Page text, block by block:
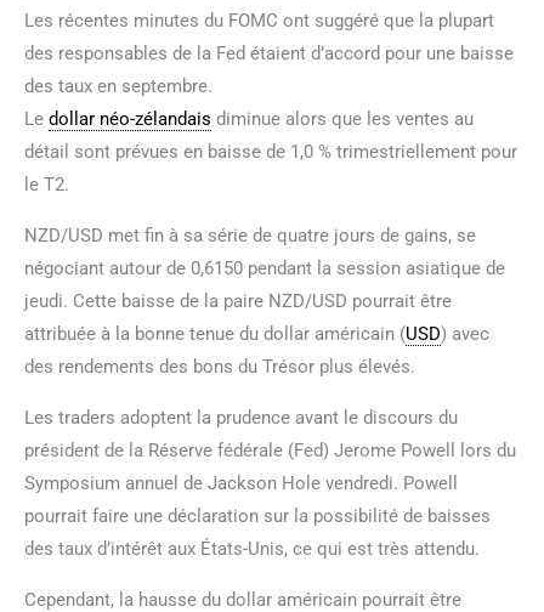
Les récentes minutes du FOMC ont suggéré que la plupart
des responsables de la Fed étaient d’accord pour une baisse
des taux en septembre.
Le dollar néo-zélandais diminue alors que les ventes au
détail sont prévues en baisse de 1,0 % trimestriellement pour
le T2.
NZD/USD met fin à sa série de quatre jours de gains, se
négociant autour de 0,6150 pendant la session asiatique de
jeudi. Cette baisse de la paire NZD/USD pourrait être
attribuée à la bonne tenue du dollar américain (USD) avec
des rendements des bons du Trésor plus élevés.
Les traders adoptent la prudence avant le discours du
président de la Réserve fédérale (Fed) Jerome Powell lors du
Symposium annuel de Jackson Hole vendredi. Powell
pourrait faire une déclaration sur la possibilité de baisses
des taux d’intérêt aux États-Unis, ce qui est très attendu.
Cependant, la hausse du dollar américain pourrait être